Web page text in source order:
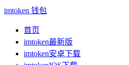
imtoken 钱包
首页
imtoken最新版
imtoken安卓下载